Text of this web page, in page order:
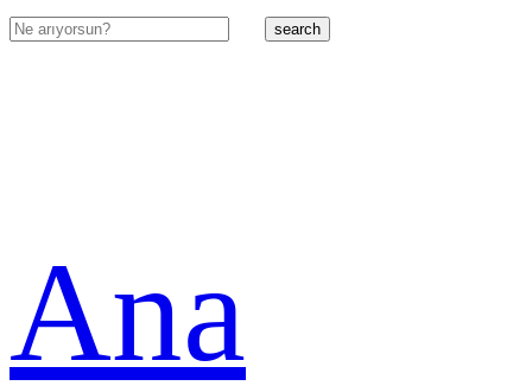
search
Ana